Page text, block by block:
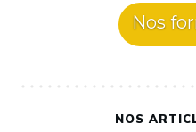
Nos
NOS